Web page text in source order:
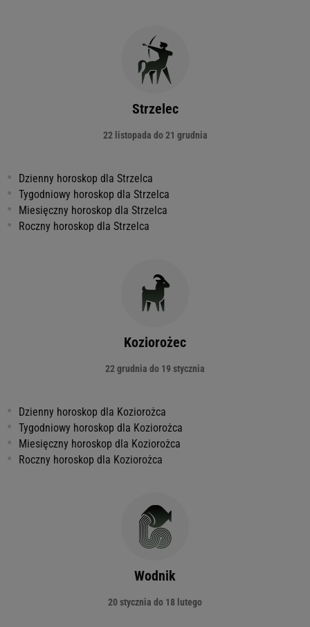
Strzelec
22 listopada do 21 grudnia
Dzienny horoskop dla Strzelca
Tygodniowy horoskop dla Strzelca
Miesięczny horoskop dla Strzelca
Roczny horoskop dla Strzelca
Koziorożec
22 grudnia do 19 stycznia
Dzienny horoskop dla Koziorożca
Tygodniowy horoskop dla Koziorożca
Miesięczny horoskop dla Koziorożca
Roczny horoskop dla Koziorożca
Wodnik
20 stycznia do 18 lutego